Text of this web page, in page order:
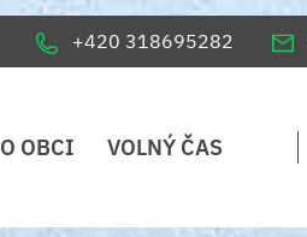
+420 318695282
O OBCI VOLNÝ ČAS